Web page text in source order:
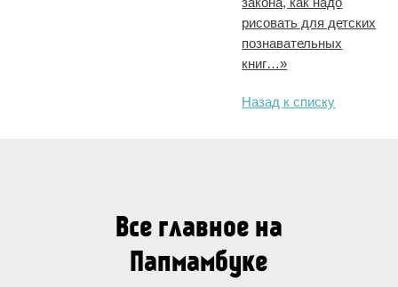
рисовать для детских
познавательных
книг…»
Назад к списку
Все главное на
Папмамбуке